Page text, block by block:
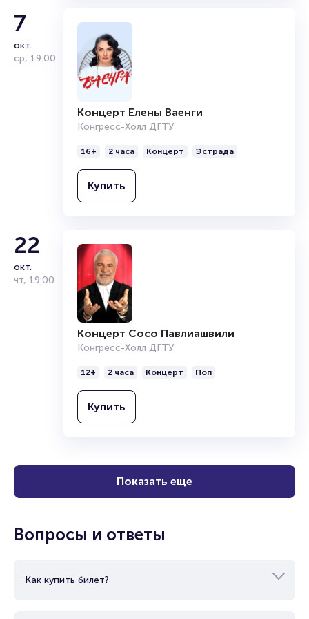
7
окт.
ср, 19:00
Концерт Елены Ваенги
Конгресс-Холл ДГТУ
16+ 2 часа Концерт Эстрада
Купить
22
окт.
чт, 19:00
Концерт Сосо Павлиашвили
Конгресс-Холл ДГТУ
12+ 2 часа Концерт Поп
Купить
Показать еще
Вопросы и ответы
Как купить билет?